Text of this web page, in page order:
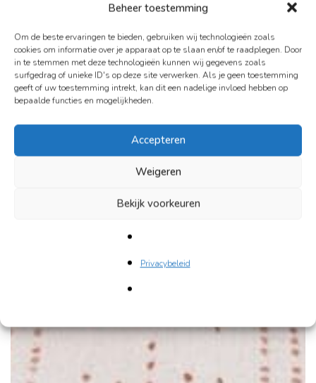
Beheer toestemming
Om de beste ervaringen te bieden, gebruiken wij technologieën zoals
cookies om informatie over je apparaat op te slaan en/of te raadplegen. Door
in te stemmen met deze technologieën kunnen wij gegevens zoals
surfgedrag of unieke ID's op deze site verwerken. Als je geen toestemming
geeft of uw toestemming intrekt, kan dit een nadelige invloed hebben op
bepaalde functies en mogelijkheden.
Accepteren
Weigeren
Bekijk voorkeuren
Privacybeleid